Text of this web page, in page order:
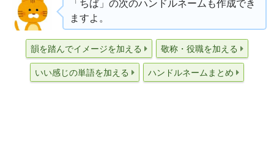
「ちば」の次のハンドルネームも作成でき
ますよ。
韻を踏んでイメージを加える 敬称・役職を加える
いい感じの単語を加える ハンドルネームまとめ